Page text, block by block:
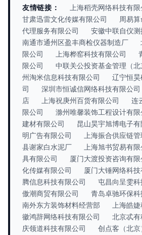
友情链接： 上海稻壳网络科技有限
甘肃迅雷文化传媒有限公司
周易算
代理服务有限公司
安徽中联自仪
南通市通州区盈丰商检仪器制造厂
限公司
上海桦窑科技有限公司
限公司
中联关公投资基金管理（
州淘米信息科技有限公司
辽宁恒
司
深圳市恒诚信网络科技有限公司
店
上海祝庚州百货有限公司
连
限公司
滁州唯馨装饰工程设计有限
建材有限公司
昆山昊宇旭博电子有
明广告有限公司
上海振合供应链
县谢家白水泥厂
上海旭书贸易有限
具有限公司
厦门大渡投资咨询有限
化传媒有限公司
厦门大锤网络科
腾信息科技有限公司
屯昌向呈雯
傲潮商贸有限公司
青岛卓驰环保科
南外东方装饰材料经营部
上海皓
徽鸿辞网络科技有限公司
北京忒有
庆领道科技有限公司
创点客（北